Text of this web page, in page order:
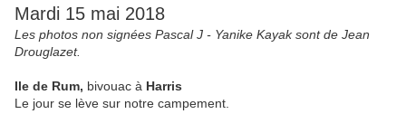
Mardi 15 mai 2018
Les photos non signées Pascal J - Yanike Kayak sont de Jean
Drouglazet.
Ile de Rum, bivouac à Harris
Le jour se lève sur notre campement.